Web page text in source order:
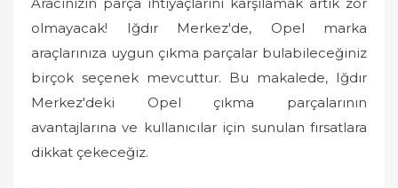
d
o
olmayacak! Iğdır Merkez'de, Opel marka
araçlarınıza uygun çıkma parçalar bulabileceğiniz
birçok seçenek mevcuttur. Bu makalede, Iğdır
Merkez'deki Opel çıkma parçalarının
avantajlarına ve kullanıcılar için sunulan fırsatlara
dikkat çekeceğiz.